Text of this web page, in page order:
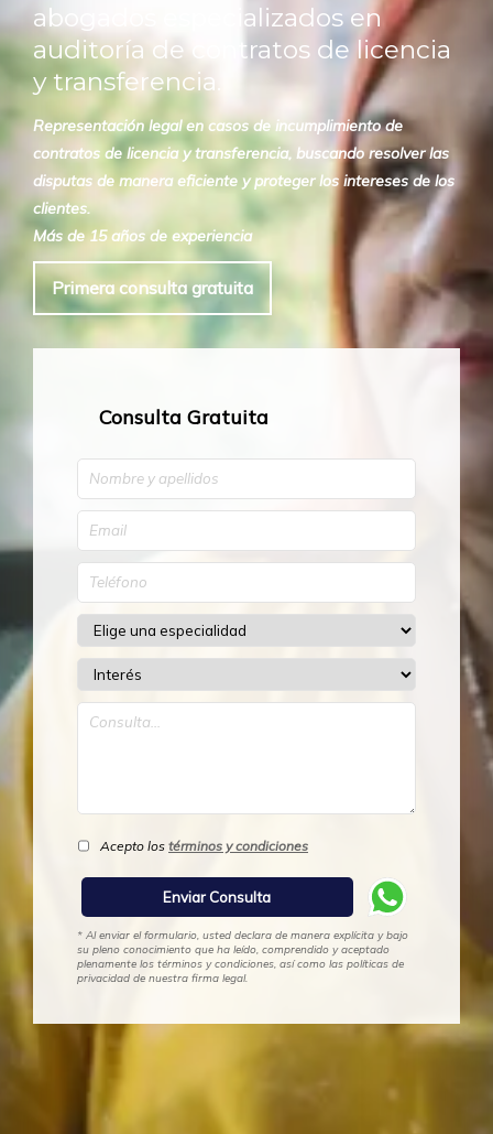
abogados especializados en
auditoría de contratos de licencia
y transferencia.
Representación legal en casos de incumplimiento de
contratos de licencia y transferencia, buscando resolver las
disputas de manera eficiente y proteger los intereses de los
clientes.
Más de 15 años de experiencia
Primera consulta gratuita
Consulta Gratuita
Acepto los términos y condiciones
* Al enviar el formulario, usted declara de manera explícita y bajo
su pleno conocimiento que ha leído, comprendido y aceptado
plenamente los términos y condiciones, así como las políticas de
privacidad de nuestra firma legal.